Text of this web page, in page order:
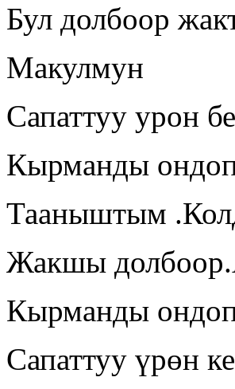
Бул долбоор
Макулмун
Сапаттуу урон
Кырманды
Тааныштым
Жакшы
Кырманды
Сапаттуу үрөн